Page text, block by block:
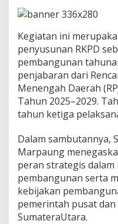
K
P
D
2
0
2
7
,
k
u
s
P
e
c
Kegiatan ini
penyusunan RKPD
pembangunan
penjabaran dari
Menengah Daerah
Tahun 2025–2029.
tahun ketiga
Dalam sambutannya,
Marpaung
peran strategis
pembangunan serta
kebijakan
pemerintah pusat
SumateraUtara.